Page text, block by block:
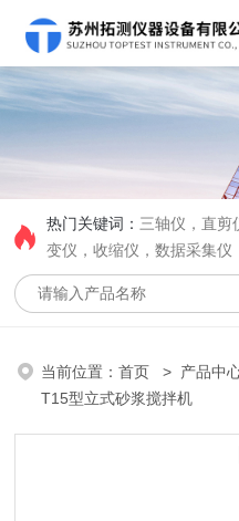
热门关键词： 三轴仪，直剪
变仪，收缩仪，数据采集仪
当前位置：首页 > 产品中
T15型立式砂浆搅拌机